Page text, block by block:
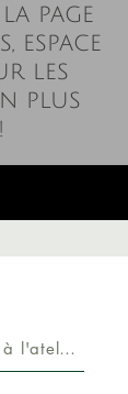
page
espace
les
plus
Expéditions & retraits à l'atelier